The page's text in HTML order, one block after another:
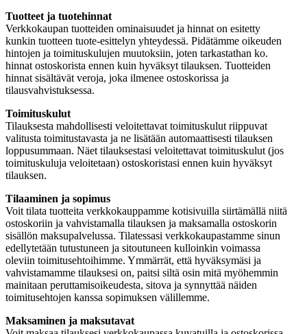
Tuotteet ja tuotehinnat
Verkkokaupan tuotteiden ominaisuudet ja hinnat on esitetty
kunkin tuotteen tuote-esittelyn yhteydessä. Pidätämme oikeuden
hintojen ja toimituskulujen muutoksiin, joten tarkastathan ko.
hinnat ostoskorista ennen kuin hyväksyt tilauksen. Tuotteiden
hinnat sisältävät veroja, joka ilmenee ostoskorissa ja
tilausvahvistuksessa.
Toimituskulut
Tilauksesta mahdollisesti veloitettavat toimituskulut riippuvat
valitusta toimitustavasta ja ne lisätään automaattisesti tilauksen
loppusummaan. Näet tilauksestasi veloitettavat toimituskulut (jos
toimituskuluja veloitetaan) ostoskoristasi ennen kuin hyväksyt
tilauksen.
Tilaaminen ja sopimus
Voit tilata tuotteita verkkokauppamme kotisivuilla siirtämällä niitä
ostoskoriin ja vahvistamalla tilauksen ja maksamalla ostoskorin
sisällön maksupalvelussa. Tilatessasi verkkokaupastamme sinun
edellytetään tutustuneen ja sitoutuneen kulloinkin voimassa
oleviin toimitusehtoihimme. Ymmärrät, että hyväksymäsi ja
vahvistamamme tilauksesi on, paitsi siltä osin mitä myöhemmin
mainitaan peruttamisoikeudesta, sitova ja synnyttää näiden
toimitusehtojen kanssa sopimuksen välillemme.
Maksaminen ja maksutavat